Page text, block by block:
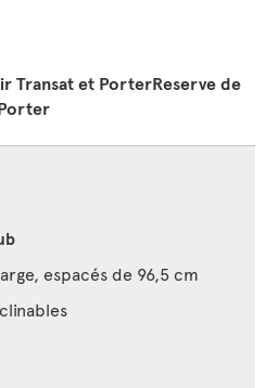
Transat et PorterReserve de
espacés de 96,5 cm